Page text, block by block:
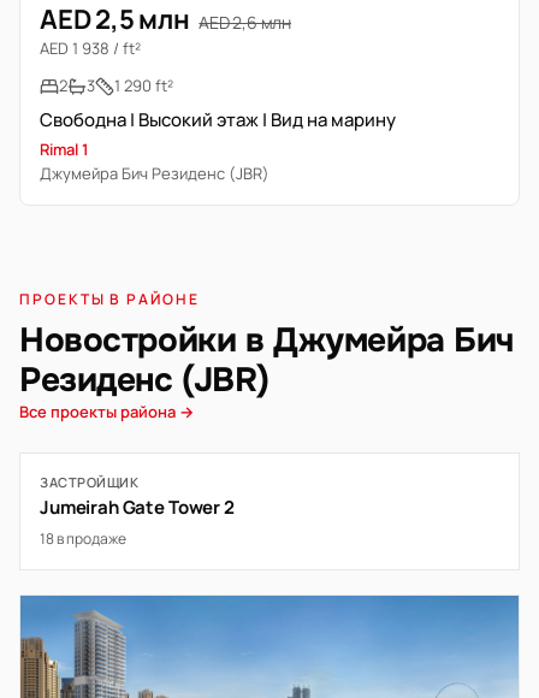
AED 2,5 млн AED 2,6 млн
AED 1 938 / ft²
2
3 1 290 ft²
Свободна | Высокий этаж | Вид на марину
Rimal 1
Джумейра Бич Резиденс (JBR)
ПРОЕКТЫ В РАЙОНЕ
Новостройки в Джумейра Бич
Резиденс (JBR)
Все проекты района →
ЗАСТРОЙЩИК
Jumeirah Gate Tower 2
18 в продаже